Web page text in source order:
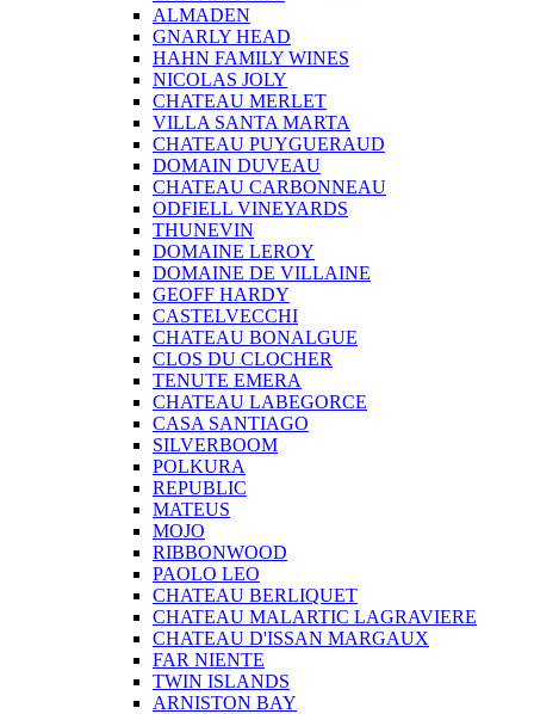
ALMADEN
GNARLY HEAD
HAHN FAMILY WINES
NICOLAS JOLY
CHATEAU MERLET
VILLA SANTA MARTA
CHATEAU PUYGUERAUD
DOMAIN DUVEAU
CHATEAU CARBONNEAU
ODFIELL VINEYARDS
THUNEVIN
DOMAINE LEROY
DOMAINE DE VILLAINE
GEOFF HARDY
CASTELVECCHI
CHATEAU BONALGUE
CLOS DU CLOCHER
TENUTE EMERA
CHATEAU LABEGORCE
CASA SANTIAGO
SILVERBOOM
POLKURA
REPUBLIC
MATEUS
MOJO
RIBBONWOOD
PAOLO LEO
CHATEAU BERLIQUET
CHATEAU MALARTIC LAGRAVIERE
CHATEAU D'ISSAN MARGAUX
FAR NIENTE
TWIN ISLANDS
ARNISTON BAY